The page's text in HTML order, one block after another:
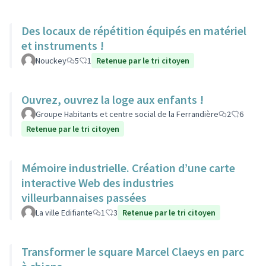
Des locaux de répétition équipés en matériel
et instruments !
Nouckey 5 1 Retenue par le tri citoyen
Ouvrez, ouvrez la loge aux enfants !
Groupe Habitants et centre social de la Ferrandière 2
6
Retenue par le tri citoyen
Mémoire industrielle. Création d’une carte
interactive Web des industries
villeurbannaises passées
La ville Edifiante 1 3 Retenue par le tri citoyen
Transformer le square Marcel Claeys en parc